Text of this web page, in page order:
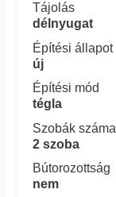
Tájolás
délnyugat
Építési állapot
új
Építési mód
tégla
Szobák száma
2 szoba
Bútorozottság
nem